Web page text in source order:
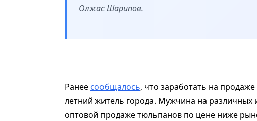
Олжас Шарипов.
Ранее сообщалось, что заработать на
летний житель города. Мужчина на различных
оптовой продаже тюльпанов по цене ниже